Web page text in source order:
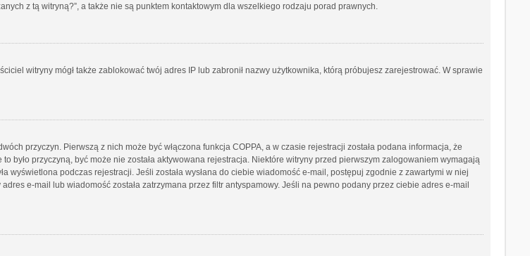
z tą witryną?”, a także nie są punktem kontaktowym dla wszelkiego rodzaju porad prawnych.
witryny mógł także zablokować twój adres IP lub zabronił nazwy użytkownika, którą próbujesz zarejestrować. W sprawie
przyczyn. Pierwszą z nich może być włączona funkcja COPPA, a w czasie rejestracji została podana informacja, że
było przyczyną, być może nie została aktywowana rejestracja. Niektóre witryny przed pierwszym zalogowaniem wymagają
podczas rejestracji. Jeśli została wysłana do ciebie wiadomość e-mail, postępuj zgodnie z zawartymi w niej
e-mail lub wiadomość została zatrzymana przez filtr antyspamowy. Jeśli na pewno podany przez ciebie adres e-mail